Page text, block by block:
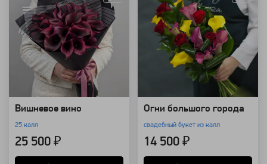
Вишневое вино
25 калл
25 500 ₽
Огни большого города
свадебный букет из калл
14 500 ₽